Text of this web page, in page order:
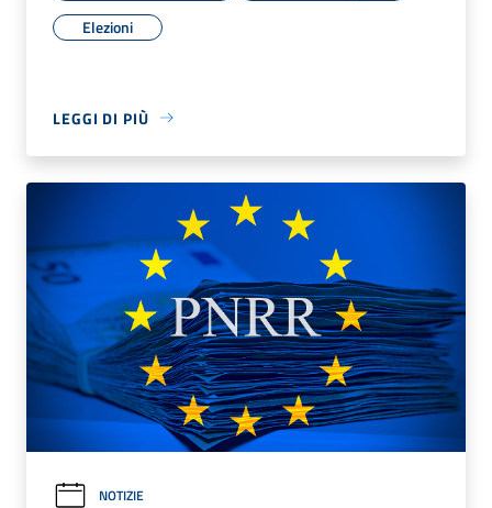
Elezioni
LEGGI DI PIÙ
NOTIZIE